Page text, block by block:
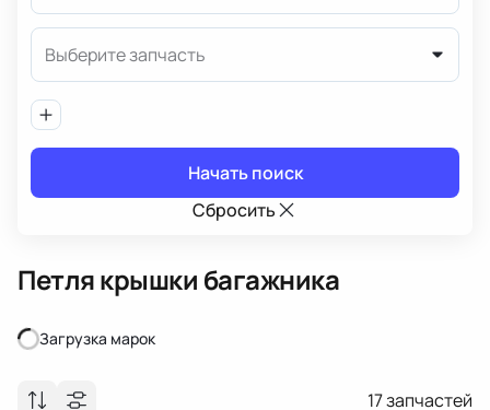
Выберите запчасть
Начать поиск
Сбросить
Петля крышки багажника
Загрузка марок
Загрузка марок
17запчастей